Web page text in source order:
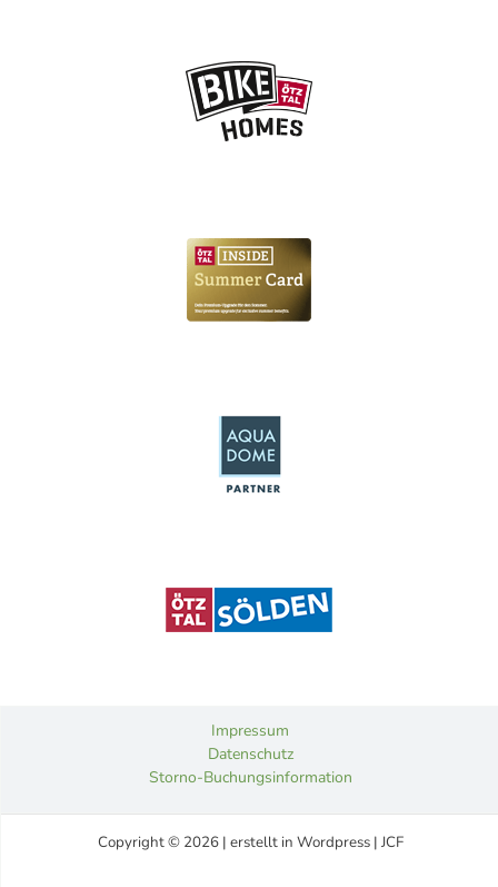
Impressum
Datenschutz
Storno-Buchungsinformation
Copyright © 2026 | erstellt in Wordpress | JCF